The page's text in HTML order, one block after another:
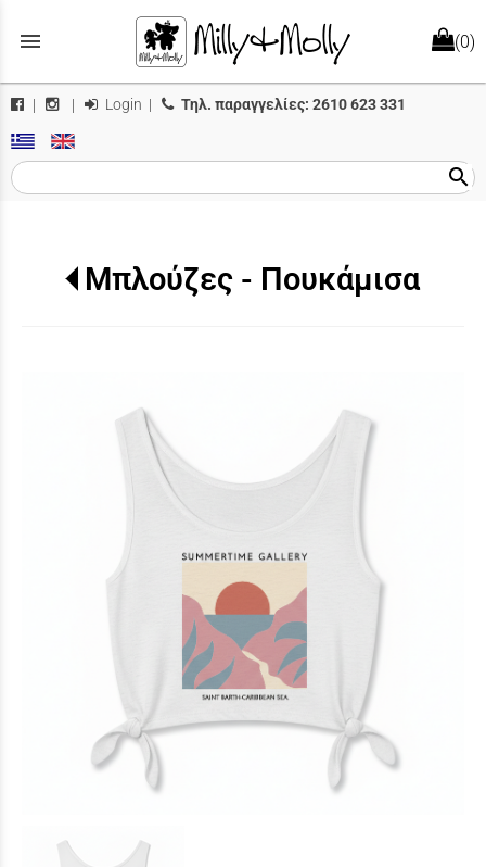
menu (0)
| | Login | Τηλ. παραγγελίες: 2610 623 331
search
Μπλούζες - Πουκάμισα